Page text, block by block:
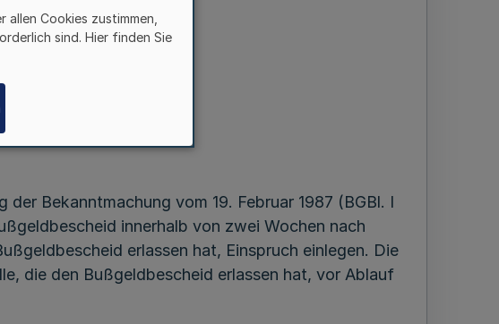
Bekanntmachung vom 19. Februar 1987 (BGBl. I
innerhalb von zwei Wochen nach
erlassen hat, Einspruch einlegen. Die
die den Bußgeldbescheid erlassen hat, vor Ablauf
Cookies zustimmen,
sind. Hier finden Sie